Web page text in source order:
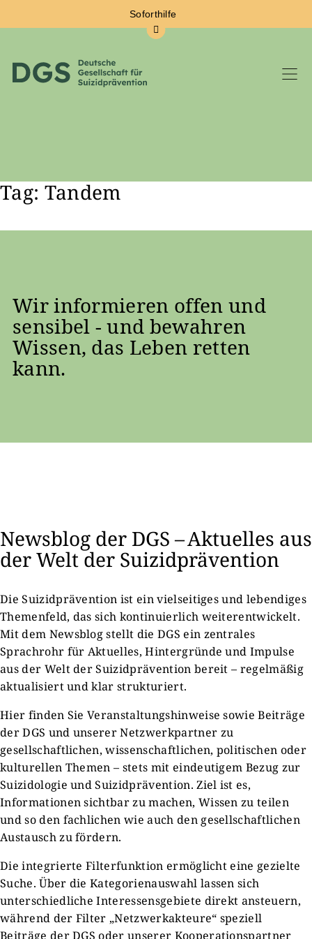
Zum Hauptinhalt springen
Soforthilfe
Tag: Tandem
Wir informieren offen und
sensibel - und bewahren
Wissen, das Leben retten
kann.
Newsblog der DGS – Aktuelles aus
der Welt der Suizidprävention
Die Suizidprävention ist ein vielseitiges und lebendiges
Themenfeld, das sich kontinuierlich weiterentwickelt.
Mit dem Newsblog stellt die DGS ein zentrales
Sprachrohr für Aktuelles, Hintergründe und Impulse
aus der Welt der Suizidprävention bereit – regelmäßig
aktualisiert und klar strukturiert.
Hier finden Sie Veranstaltungshinweise sowie Beiträge
der DGS und unserer Netzwerkpartner zu
gesellschaftlichen, wissenschaftlichen, politischen oder
kulturellen Themen – stets mit eindeutigem Bezug zur
Suizidologie und Suizidprävention. Ziel ist es,
Informationen sichtbar zu machen, Wissen zu teilen
und so den fachlichen wie auch den gesellschaftlichen
Austausch zu fördern.
Die integrierte Filterfunktion ermöglicht eine gezielte
Suche. Über die Kategorienauswahl lassen sich
unterschiedliche Interessensgebiete direkt ansteuern,
während der Filter „Netzwerkakteure“ speziell
Beiträge der DGS oder unserer Kooperationspartner